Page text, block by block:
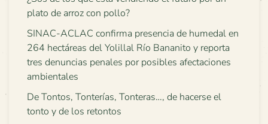
plato de arroz con pollo?
SINAC-ACLAC confirma presencia de humedal en
264 hectáreas del Yolillal Río Bananito y reporta
tres denuncias penales por posibles afectaciones
ambientales
De Tontos, Tonterías, Tonteras…, de hacerse el
tonto y de los retontos